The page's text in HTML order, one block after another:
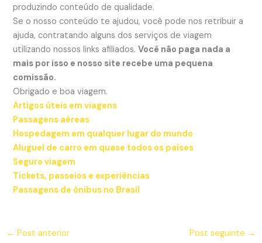
produzindo conteúdo de qualidade.
Se o nosso conteúdo te ajudou, você pode nos retribuir a
ajuda, contratando alguns dos serviços de viagem
utilizando nossos links afiliados.Você não paga nada a
mais por isso e nosso site recebe uma pequena
comissão.
Obrigado e boa viagem.
Artigos úteis em viagens
Passagens aéreas
Hospedagem em qualquer lugar do mundo
Aluguel de carro em quase todos os países
Seguro viagem
Tickets, passeios e experiências
Passagens de ônibus no Brasil
← Post anterior Post seguinte →